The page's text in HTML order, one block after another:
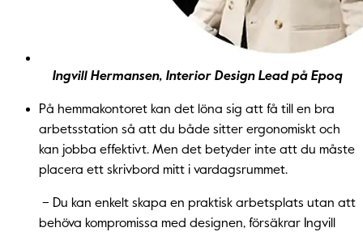
Ingvill Hermansen, Interior Design Lead på Epoq
På hemmakontoret kan det löna sig att få till en bra
arbetsstation så att du både sitter ergonomiskt och
kan jobba effektivt. Men det betyder inte att du måste
placera ett skrivbord mitt i vardagsrummet.
– Du kan enkelt skapa en praktisk arbetsplats utan att
behöva kompromissa med designen, försäkrar Ingvill